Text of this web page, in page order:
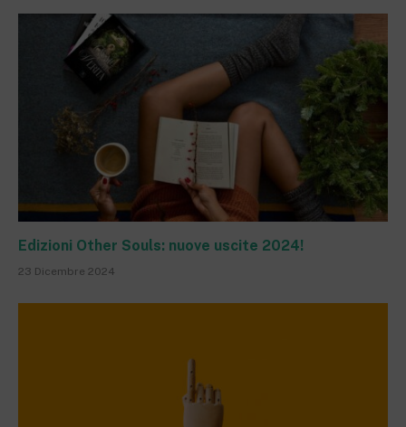
Edizioni Other Souls: nuove uscite 2024!
23 Dicembre 2024